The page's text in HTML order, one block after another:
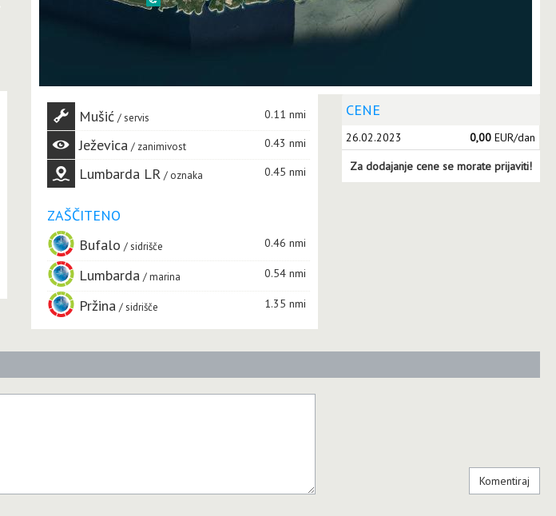
Mušić servis 0.11 nmi
Ježevica zanimivost 0.43 nmi
Lumbarda LR oznaka 0.45 nmi
ZAŠČITENO
Bufalo
sidrišče 0.46 nmi
Lumbarda marina 0.54 nmi
Pržina sidrišče 1.35 nmi
CENE
26.02.2023 0,00 EUR/dan
Za dodajanje cene se morate prijaviti!